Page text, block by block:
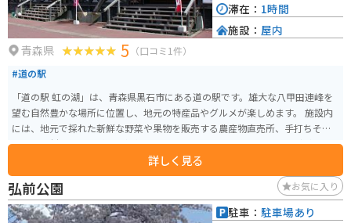
青森県 5 （口コミ1件）
#道の駅
「道の駅 虹の湖」は、青森県黒石市にある道の駅です。雄大な八甲田連峰を
望む自然豊かな場所に位置し、地元の特産品やグルメが楽しめます。 施設内
には、地元で採れた新鮮な野菜や果物を販売する農産物直売所、手打ちそば
や地元食材を使った料理を提供するレストラン、お土産コーナーなどがあり
ます。特に、黒石市の名産品であるりんごを使ったスイーツやジュースはお
すすめです。 また、道の駅に隣接して、遊具広場やバーベキュー施設を備え
た「虹の湖公園」があり、家族連れで一日中楽しめます。周辺には、温泉施
設やキャンプ場などもあり、観光の拠点としても最適です。 バイクで訪れる
詳しく見る
滞在： 1時間
施設： 屋内
弘前公園 お気に入り
駐車： 駐車場あり